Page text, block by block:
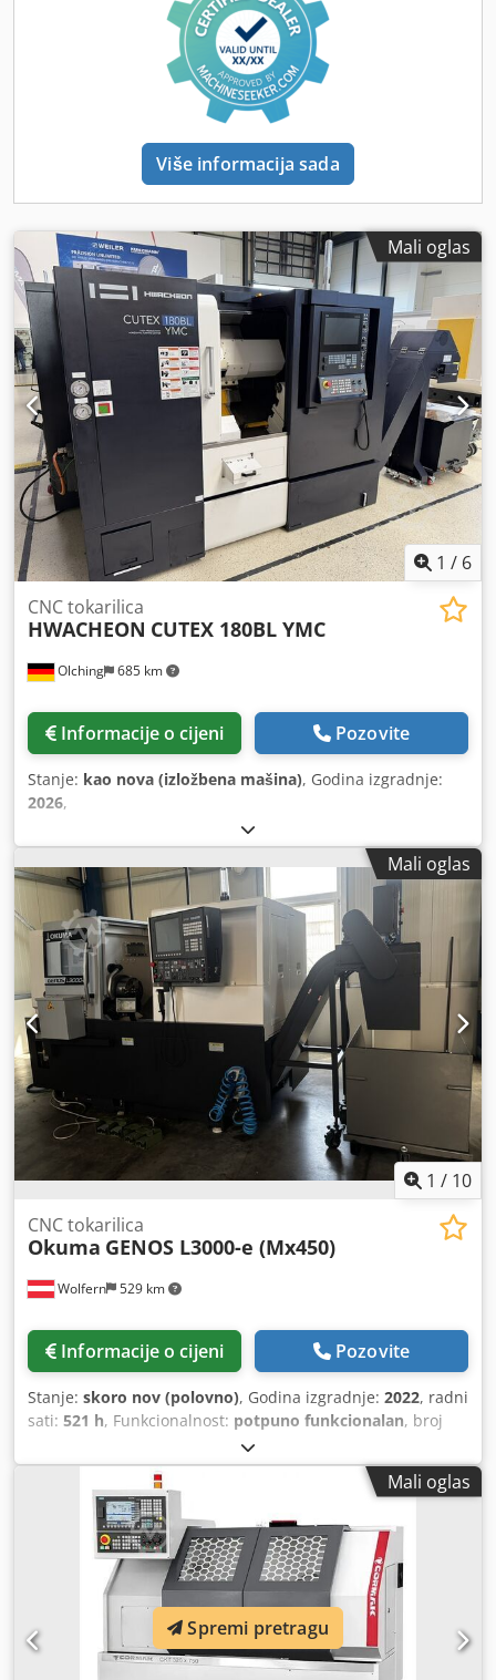
Više informacija sada
Mali oglas
1 / 6
Olching 685 km
CNC tokarilica
HWACHEON CUTEX 180BL YMC
Informacije o cijeni Pozovite
Stanje: kao nova (izložbena mašina), Godina izgradnje:
2026,
Mali oglas
1 / 10
Wolfern 529 km
CNC tokarilica
Okuma GENOS L3000-e (Mx450)
Informacije o cijeni Pozovite
Stanje: skoro nov (polovno), Godina izgradnje: 2022, radni
sati: 521 h, Funkcionalnost: potpuno funkcionalan, broj
, duljina tokarenja:
promjer tokarenja:300 mm, ukupna visina:2.210 mm,
ukupna dužina:3.950 mm 2.260 mm,
ukupna masa:5.680 kg
priručnik,
Mali oglas
Spremi pretragu